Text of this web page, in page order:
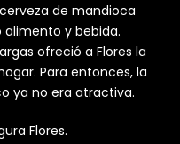
de mandioca
y bebida.
ofreció a Flores la
Para entonces, la
ya no era atractiva.
Flores.